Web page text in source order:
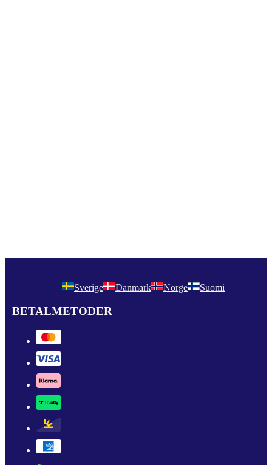
Sverige Danmark Norge Suomi
BETALMETODER